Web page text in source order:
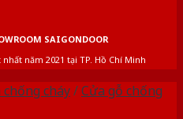
SAIGONDOOR
năm 2021 tại TP. Hồ Chí Minh
chống cháy/Cửa gỗ chống